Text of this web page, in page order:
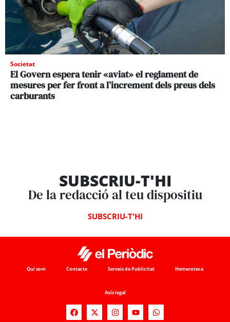
Societat
El Govern espera tenir «aviat» el reglament de
mesures per fer front a l’increment dels preus dels
carburants
SUBSCRIU-T'HI
De la redacció al teu dispositiu
SUBSCRIU-T'HI
Qui som Contacte Serveis de Publicitat Hemeroteca
Avís legal